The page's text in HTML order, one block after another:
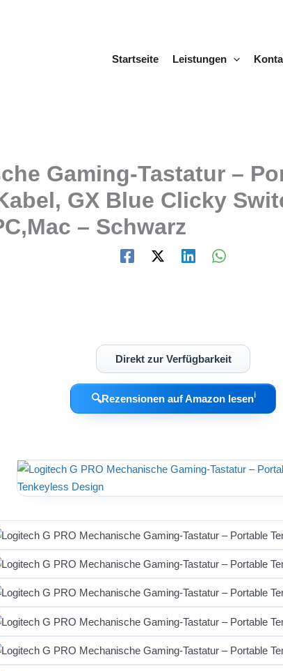
Startseite
Leistungen
Gaming-Tastatur –
GX Blue Clicky
– Schwarz
Direkt zur Verfügbarkeit
🔍Rezensionen auf Amazon lesenℹ︎